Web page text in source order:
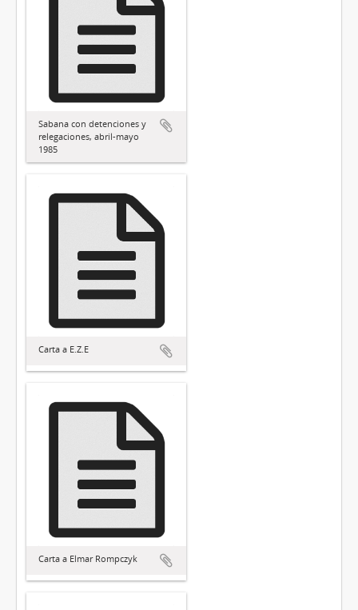
Sabana con detenciones y
relegaciones, abril-mayo
1985
Carta a E.Z.E
Carta a Elmar Rompczyk